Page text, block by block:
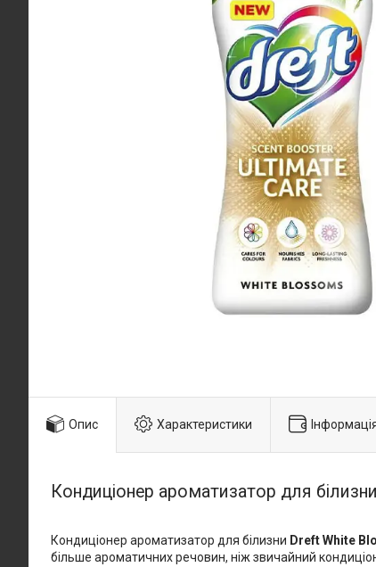
Опис Характеристики
Кондиціонер ароматизатор для
Кондиціонер ароматизатор для білизни Dreft White
більше ароматичних речовин, ніж звичайний